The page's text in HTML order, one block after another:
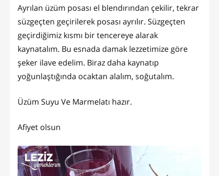
Ayrılan üzüm posası el blendırından çekilir, tekrar
süzgeçten geçirilerek posası ayrılır. Süzgeçten
geçirdiğimiz kısmı bir tencereye alarak
kaynatalım. Bu esnada damak lezzetimize göre
şeker ilave edelim. Biraz daha kaynatıp
yoğunlaştığında ocaktan alalım, soğutalım.
Üzüm Suyu Ve Marmelatı hazır.
Afiyet olsun